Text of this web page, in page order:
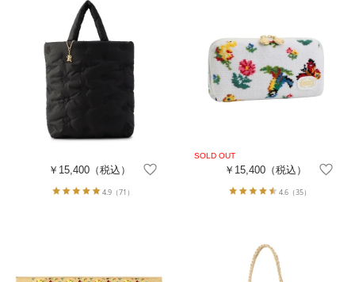
￥15,400（税込）
4.9（71）
￥15,400 （税込）
4.6（35）